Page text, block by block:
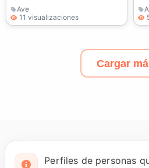
Ave
11 visualizaciones
Cargar
Perfiles de personas